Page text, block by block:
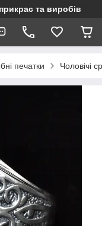
та виробів
печатки Чоловічі